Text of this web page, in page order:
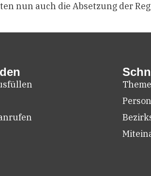
nun auch die Absetzung der